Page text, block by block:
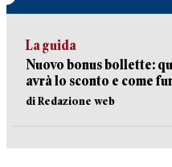
La guida
Nuovo bonus bollette:
avrà lo sconto e come
di Redazione web